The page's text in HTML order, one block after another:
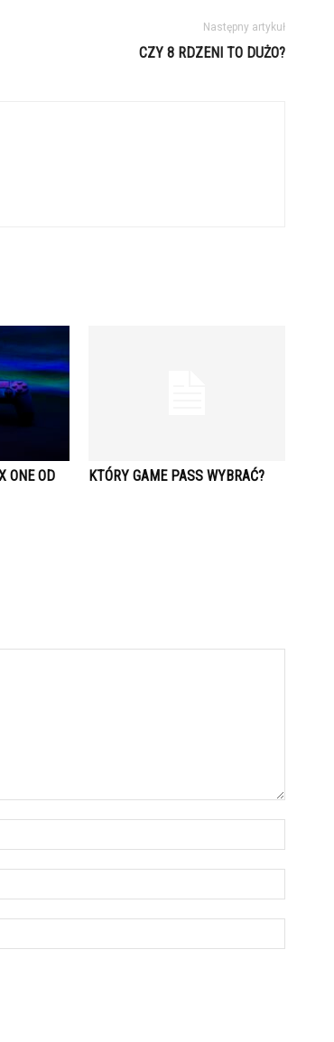
Następny artykuł
CZY 8 RDZENI TO DUŻO?
ONE OD
KTÓRY GAME PASS WYBRAĆ?